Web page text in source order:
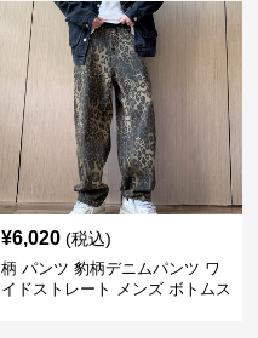
¥6,020 (税込)
柄 パンツ 豹柄デニムパンツ ワ
イドストレート メンズ ボトムス